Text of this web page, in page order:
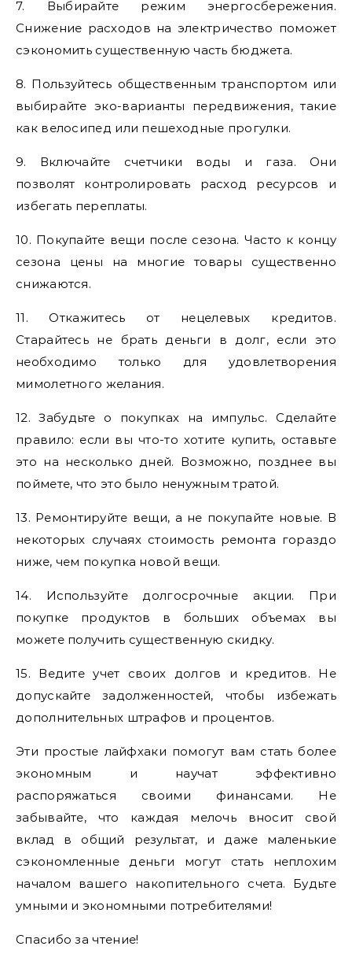
7. Выбирайте режим энергосбережения.
Снижение расходов на электричество поможет
сэкономить существенную часть бюджета.
8. Пользуйтесь общественным транспортом или
выбирайте эко-варианты передвижения, такие
как велосипед или пешеходные прогулки.
9. Включайте счетчики воды и газа. Они
позволят контролировать расход ресурсов и
избегать переплаты.
10. Покупайте вещи после сезона. Часто к концу
сезона цены на многие товары существенно
снижаются.
11. Откажитесь от нецелевых кредитов.
Старайтесь не брать деньги в долг, если это
необходимо только для удовлетворения
мимолетного желания.
12. Забудьте о покупках на импульс. Сделайте
правило: если вы что-то хотите купить, оставьте
это на несколько дней. Возможно, позднее вы
поймете, что это было ненужным тратой.
13. Ремонтируйте вещи, а не покупайте новые. В
некоторых случаях стоимость ремонта гораздо
ниже, чем покупка новой вещи.
14. Используйте долгосрочные акции. При
покупке продуктов в больших объемах вы
можете получить существенную скидку.
15. Ведите учет своих долгов и кредитов. Не
допускайте задолженностей, чтобы избежать
дополнительных штрафов и процентов.
Эти простые лайфхаки помогут вам стать более
экономным и научат эффективно
распоряжаться своими финансами. Не
забывайте, что каждая мелочь вносит свой
вклад в общий результат, и даже маленькие
сэкономленные деньги могут стать неплохим
началом вашего накопительного счета. Будьте
умными и экономными потребителями!
Спасибо за чтение!